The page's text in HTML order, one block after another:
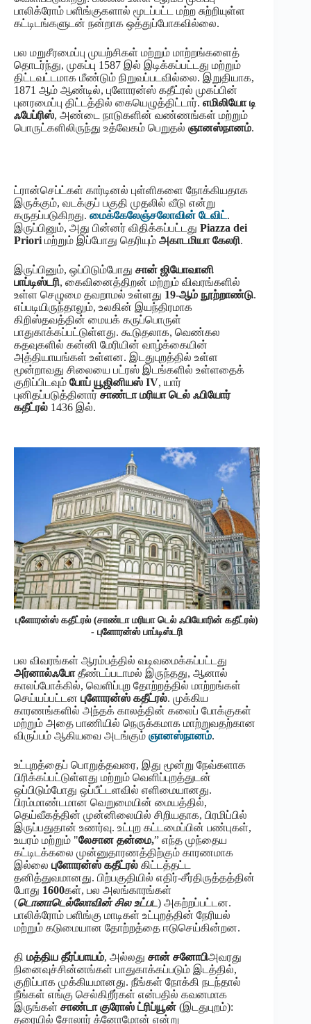
பாலிக்ரோம் பளிங்குகளால் மூடப்பட்ட மற்ற சுற்றியுள்ள
கட்டிடங்களுடன் நன்றாக ஒத்துப்போகவில்லை.
பல மறுசீரமைப்பு முயற்சிகள் மற்றும் மாற்றங்களைத்
தொடர்ந்து, முகப்பு 1587 இல் இடிக்கப்பட்டது மற்றும்
திட்டவட்டமாக மீண்டும் நிறுவப்படவில்லை. இறுதியாக,
1871 ஆம் ஆண்டில், புளோரன்ஸ் கதீட்ரல் முகப்பின்
புனரமைப்பு திட்டத்தில் கையெழுத்திட்டார். எமிலியோ டி
ஃபேப்ரிஸ், அண்டை நாடுகளின் வண்ணங்கள் மற்றும்
பொருட்களிலிருந்து உத்வேகம் பெறுதல் ஞானஸ்நானம்.
ட்ரான்செப்ட்கள் கார்டினல் புள்ளிகளை நோக்கியதாக
இருக்கும், வடக்குப் பகுதி முதலில் வீடு என்று
கருதப்படுகிறது. மைக்கேலேஞ்சலோவின் டேவிட் .
இருப்பினும், அது பின்னர் விதிக்கப்பட்டது Piazza dei
Priori மற்றும் இப்போது தெரியும் அகாடமியா கேலரி.
இருப்பினும், ஒப்பிடும்போது சான் ஜியோவானி
பாப்டிஸ்டரி, கைவினைத்திறன் மற்றும் விவரங்களில்
உள்ள செழுமை தவறாமல் உள்ளது 19-ஆம் நூற்றாண்டு.
எப்படியிருந்தாலும், உலகின் இயந்திரமாக
கிறிஸ்தவத்தின் மையக் கருப்பொருள்
பாதுகாக்கப்பட்டுள்ளது. கூடுதலாக, வெண்கல
கதவுகளில் கன்னி மேரியின் வாழ்க்கையின்
அத்தியாயங்கள் உள்ளன. இடதுபுறத்தில் உள்ள
மூன்றாவது சிலையை பட்ரஸ் இடங்களில் உள்ளதைக்
குறிப்பிடவும் போப் யூஜினியஸ் IV, யார்
புனிதப்படுத்தினார் சாண்டா மரியா டெல் ஃபியோர்
கதீட்ரல் 1436 இல்.
புளோரன்ஸ் கதீட்ரல் (சாண்டா மரியா டெல் ஃபியோரின் கதீட்ரல்)
- புளோரன்ஸ் பாப்டிஸ்டரி
பல விவரங்கள் ஆரம்பத்தில் வடிவமைக்கப்பட்டது
அர்னால்ஃபோதீண்டப்படாமல் இருந்தது, ஆனால்
காலப்போக்கில், வெளிப்புற தோற்றத்தில் மாற்றங்கள்
செய்யப்பட்டன புளோரன்ஸ் கதீட்ரல். முக்கிய
காரணங்களில் அந்தக் காலத்தின் கலைப் போக்குகள்
மற்றும் அதை பாணியில் நெருக்கமாக மாற்றுவதற்கான
விருப்பம் ஆகியவை அடங்கும் ஞானஸ்நானம்.
உட்புறத்தைப் பொறுத்தவரை, இது மூன்று நேவ்களாக
பிரிக்கப்பட்டுள்ளது மற்றும் வெளிப்புறத்துடன்
ஒப்பிடும்போது ஒப்பீட்டளவில் எளிமையானது.
பிரம்மாண்டமான வெறுமையின் மையத்தில்,
தெய்வீகத்தின் முன்னிலையில் சிறியதாக, பிரமிப்பில்
இருப்பதுதான் உணர்வு. உட்புற கட்டமைப்பின் பண்புகள்,
உயரம் மற்றும் "லேசான தன்மை,” எந்த முந்தைய
கட்டிடக்கலை முன்னுதாரணத்திற்கும் காரணமாக
இல்லை புளோரன்ஸ் கதீட்ரல் கிட்டத்தட்ட
தனித்துவமானது. பிற்பகுதியில் எதிர்-சீர்திருத்தத்தின்
போது 1600கள், பல அலங்காரங்கள்
(டொனாடெல்லோவின் சில உட்பட) அகற்றப்பட்டன.
பாலிக்ரோம் பளிங்கு மாடிகள் உட்புறத்தின் நேரியல்
மற்றும் கடுமையான தோற்றத்தை ஈடுசெய்கின்றன.
தி மத்திய தீர்ப்பாயம், அல்லது சான் சனோபிஅவரது
நினைவுச்சின்னங்கள் பாதுகாக்கப்படும் இடத்தில்,
குறிப்பாக முக்கியமானது. நீங்கள் நோக்கி நடந்தால்
நீங்கள் எங்கு செல்கிறீர்கள் என்பதில் கவனமாக
இருங்கள் சாண்டா குரோஸ் ட்ரிப்யூன் (இடதுபுறம்):
தரையில் சோலார் க்னோமோன் என்று